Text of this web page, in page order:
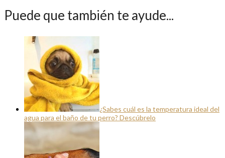
Puede que también te ayude...
¿Sabes cuál es la temperatura ideal del
agua para el baño de tu perro? Descúbrelo